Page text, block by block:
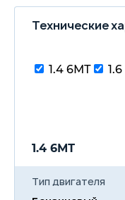
Технические
1.4 6МТ
1.4 6МТ
Тип двигателя